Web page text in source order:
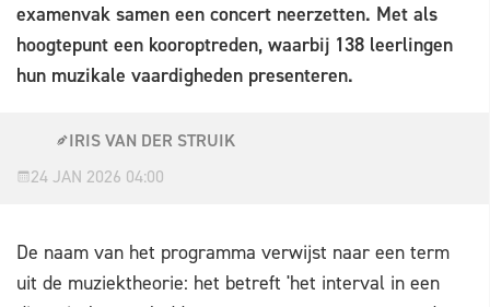
examenvak samen een concert neerzetten. Met als
hoogtepunt een kooroptreden, waarbij 138 leerlingen
hun muzikale vaardigheden presenteren.
IRIS VAN DER STRUIK
24 JAN 2026 04:00
De naam van het programma verwijst naar een term
uit de muziektheorie: het betreft 'het interval in een